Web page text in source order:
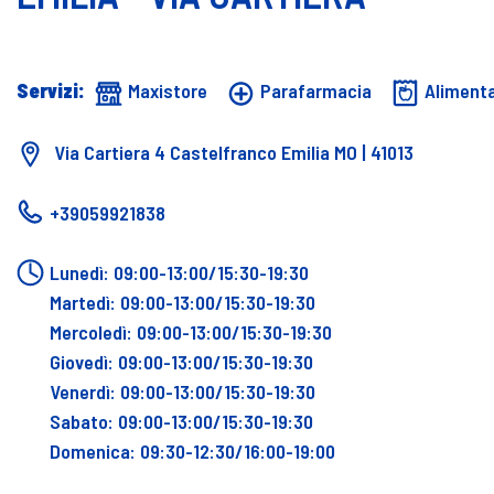
Servizi: Maxistore Parafarmacia
Via Cartiera 4 Castelfranco Emilia MO | 41013
+39059921838
Lunedì: 09:00-13:00/15:30-19:30
Martedì: 09:00-13:00/15:30-19:30
Mercoledì: 09:00-13:00/15:30-19:30
Giovedì: 09:00-13:00/15:30-19:30
Venerdì: 09:00-13:00/15:30-19:30
Sabato: 09:00-13:00/15:30-19:30
Domenica: 09:30-12:30/16:00-19:00